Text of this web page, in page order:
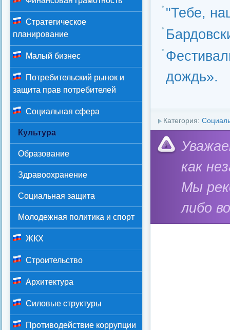
"Тебе,
дождь».
Категория:
как
Мы
либо
Стратегическое
планирование
Малый бизнес
Потребительский рынок и
защита прав потребителей
Социальная сфера
Культура
Образование
Здравоохранение
Социальная защита
Молодежная политика и спорт
ЖКХ
Строительство
Архитектура
Силовые структуры
Противодействие коррупции